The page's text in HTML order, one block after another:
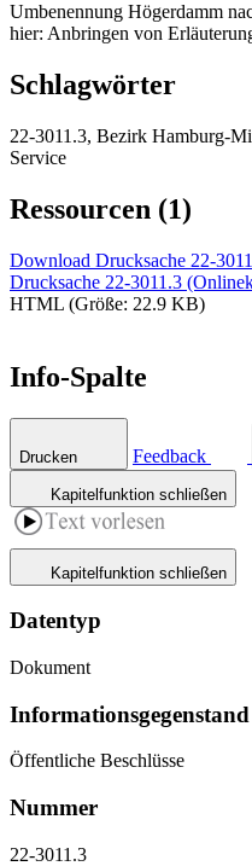
Umbenennung Högerdamm
hier: Anbringen von
Schlagwörter
22-3011.3, Bezirk Hamburg-
Service
Ressourcen (1)
Download Drucksache 22-
Drucksache 22-3011.3
HTML (Größe: 22.9 KB)
Info-Spalte
Drucken Feedback
Kapitelfunktion schließen
Kapitelfunktion schließen
Datentyp
Dokument
Informations­gegenstand
Öffentliche Beschlüsse
Nummer
22-3011.3